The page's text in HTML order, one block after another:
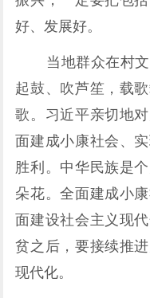
好、发展好。
当地群众在村文
起鼓、吹芦笙，载
歌。习近平亲切地
面建成小康社会、
胜利。中华民族是
朵花。全面建成小
面建设社会主义现
贫之后，要接续推
现代化。